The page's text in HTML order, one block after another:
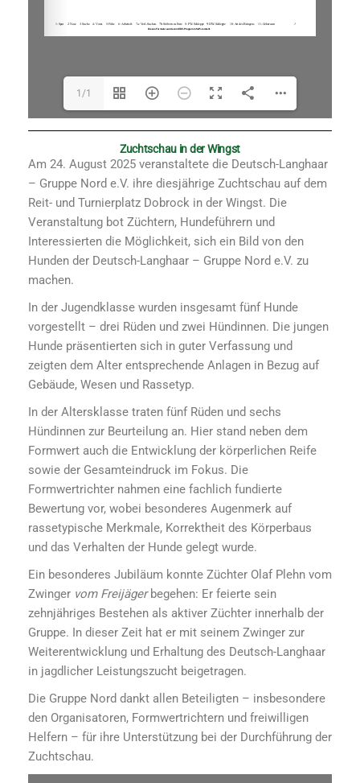
1/1
Zuchtschau in der Wingst
Am 24. August 2025 veranstaltete die Deutsch-Langhaar
– Gruppe Nord e.V. ihre diesjährige Zuchtschau auf dem
Reit- und Turnierplatz Dobrock in der Wingst. Die
Veranstaltung bot Züchtern, Hundeführern und
Interessierten die Möglichkeit, sich ein Bild von den
Hunden der Deutsch-Langhaar – Gruppe Nord e.V. zu
machen.
In der Jugendklasse wurden insgesamt fünf Hunde
vorgestellt – drei Rüden und zwei Hündinnen. Die jungen
Hunde präsentierten sich in guter Verfassung und
zeigten dem Alter entsprechende Anlagen in Bezug auf
Gebäude, Wesen und Rassetyp.
In der Altersklasse traten fünf Rüden und sechs
Hündinnen zur Beurteilung an. Hier stand neben dem
Formwert auch die Entwicklung der körperlichen Reife
sowie der Gesamteindruck im Fokus. Die
Formwertrichter nahmen eine fachlich fundierte
Bewertung vor, wobei besonderes Augenmerk auf
rassetypische Merkmale, Korrektheit des Körperbaus
und das Verhalten der Hunde gelegt wurde.
Ein besonderes Jubiläum konnte Züchter Olaf Plehn vom
Zwinger vom Freijägerbegehen: Er feierte sein
zehnjähriges Bestehen als aktiver Züchter innerhalb der
Gruppe. In dieser Zeit hat er mit seinem Zwinger zur
Weiterentwicklung und Erhaltung des Deutsch-Langhaar
in jagdlicher Leistungszucht beigetragen.
Die Gruppe Nord dankt allen Beteiligten – insbesondere
den Organisatoren, Formwertrichtern und freiwilligen
Helfern – für ihre Unterstützung bei der Durchführung der
Zuchtschau.